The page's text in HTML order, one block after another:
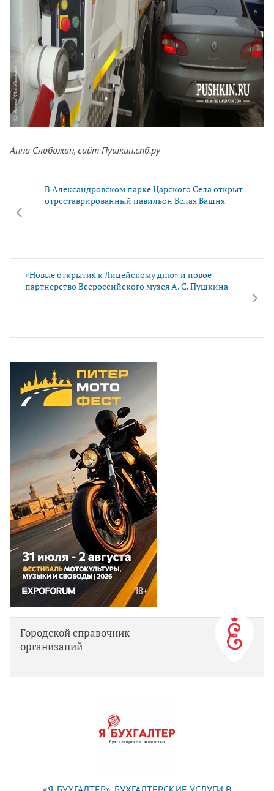
Анна Слобожан, сайт Пушкин.спб.ру
В Александровском парке Царского Села открыт
отреставрированный павильон Белая Башня
«Новые открытия к Лицейскому дню» и новое
партнерство Всероссийского музея А. С. Пушкина
Городской справочник
организаций